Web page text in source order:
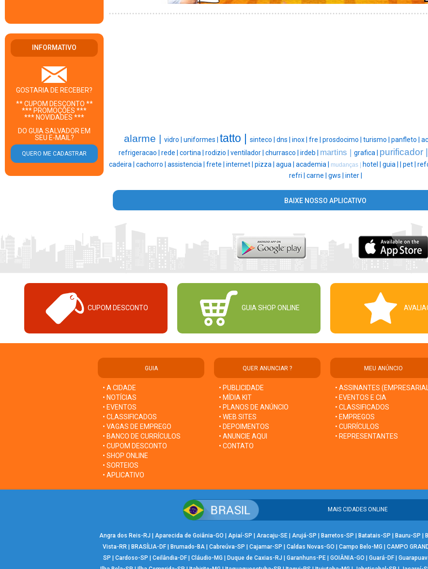
INFORMATIVO
GOSTARIA DE RECEBER?
** CUPOM DESCONTO **
*** PROMOÇÕES ***
*** NOVIDADES ***
DO GUIA SALVADOR EM
SEU E-MAIL?
alarme | vidro | uniformes | tatto | sinteco | dns | inox | fre | prosdocimo | turismo | panfleto |
refrigeracao | rede | cortina | rodizio | ventilador | churrasco | irdeb | martins | grafica | purificador |
cadeira | cachorro | assistencia | frete | internet | pizza | agua | academia | mudanças | hotel | guia | pet |
refri | carne | gws | inter |
BAIXE NOSSO APLICATIVO
CUPOM DESCONTO GUIA SHOP ONLINE
GUIA
• A CIDADE
• NOTÍCIAS
• EVENTOS
• CLASSIFICADOS
• VAGAS DE EMPREGO
• BANCO DE CURRÍCULOS
• CUPOM DESCONTO
• SHOP ONLINE
• SORTEIOS
• APLICATIVO
QUER ANUNCIAR ?
• PUBLICIDADE
• MÍDIA KIT
• PLANOS DE ANÚNCIO
• WEB SITES
• DEPOIMENTOS
• ANUNCIE AQUI
• CONTATO
MEU ANÚNCIO
• ASSINANTES
• EVENTOS E CIA
• CLASSIFICADOS
• EMPREGOS
• CURRÍCULOS
• REPRESENTANTES
MAIS CIDADES ONLINE
Angra dos Reis-RJ | Aparecida de Goiânia-GO | Apiaí-SP | Aracaju-SE| Arujá-SP | Barretos-SP | Batatais-SP | Bauru-SP |
Vista-RR | BRASÍLIA-DF| Brumado-BA| Cabreúva-SP | Cajamar-SP | Caldas Novas-GO | Campo Belo-MG | CAMPO
SP | Cardoso-SP | Ceilândia-DF | Cláudio-MG | Duque de Caxias-RJ | Garanhuns-PE | GOIÂNIA-GO | Guará-DF |